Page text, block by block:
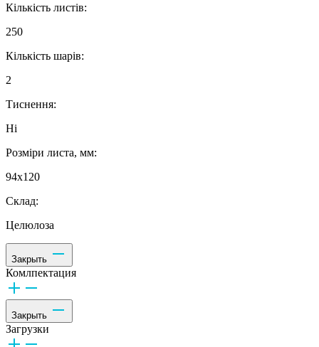
Кількість листів:
250
Кількість шарів:
2
Тиснення:
Ні
Розміри листа, мм:
94х120
Склад:
Целюлоза
Закрыть
Комлпектация
Закрыть
Загрузки